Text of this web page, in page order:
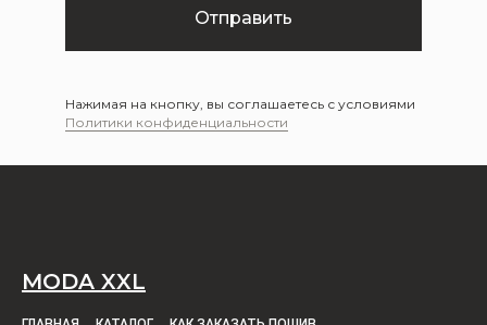
Отправить
Нажимая на кнопку, вы соглашаетесь с условиями
Политики конфиденциальности
MODA XXL